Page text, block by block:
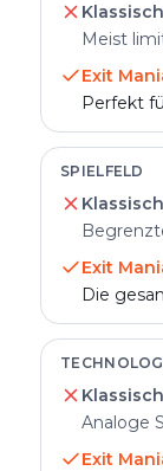
Meist
Exit
Perfekt
SPIELFELD
Exit
Die
Analoge
Exit